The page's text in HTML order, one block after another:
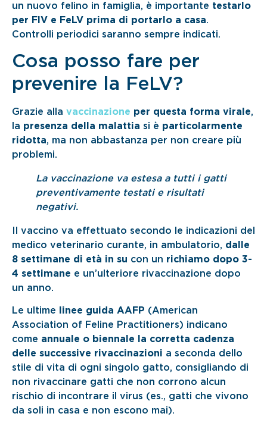
un nuovo felino in famiglia, è importante testarlo
per FIV e FeLV prima di portarlo a casa.
Controlli periodici saranno sempre indicati.
Cosa posso fare per
prevenire la FeLV?
Grazie alla vaccinazione per questa forma virale,
la presenza della malattia si è particolarmente
ridotta, ma non abbastanza per non creare più
problemi.
La vaccinazione va estesa a tutti i gatti
preventivamente testati e risultati
negativi.
Il vaccino va effettuato secondo le indicazioni del
medico veterinario curante, in ambulatorio, dalle
8 settimane di età in su con un richiamo dopo 3-
4 settimane e un’ulteriore rivaccinazione dopo
un anno.
Le ultime linee guida AAFP (American
Association of Feline Practitioners) indicano
come annuale o biennale la corretta cadenza
delle successive rivaccinazioni a seconda dello
stile di vita di ogni singolo gatto, consigliando di
non rivaccinare gatti che non corrono alcun
rischio di incontrare il virus (es., gatti che vivono
da soli in casa e non escono mai).